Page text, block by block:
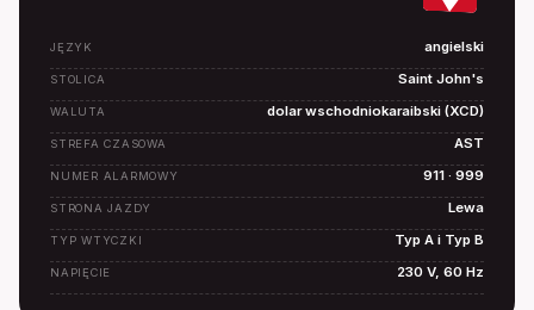
JĘZYK angielski
STOLICA Saint John's
WALUTA dolar wschodniokaraibski (XCD)
STREFA CZASOWA AST
NUMER ALARMOWY 911 · 999
STRONA JAZDY Lewa
TYP WTYCZKI Typ A i Typ B
NAPIĘCIE 230 V, 60 Hz